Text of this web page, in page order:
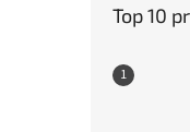
Top 10